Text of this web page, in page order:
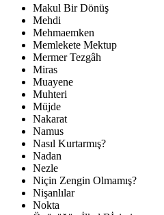
Makul Bir Dönüş
Mehdi
Mehmaemken
Memlekete Mektup
Mermer Tezgâh
Miras
Muayene
Muhteri
Müjde
Nakarat
Namus
Nasıl Kurtarmış?
Nadan
Nezle
Niçin Zengin Olmamış?
Nişanlılar
Nokta